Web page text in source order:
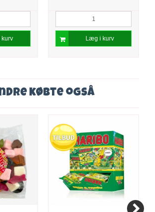
Læg i kurv
købte også